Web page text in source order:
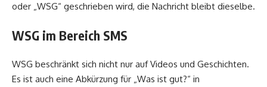
oder „WSG“ geschrieben wird, die Nachricht bleibt dieselbe.
WSG im Bereich SMS
WSG beschränkt sich nicht nur auf Videos und Geschichten.
Es ist auch eine Abkürzung für „Was ist gut?“ in